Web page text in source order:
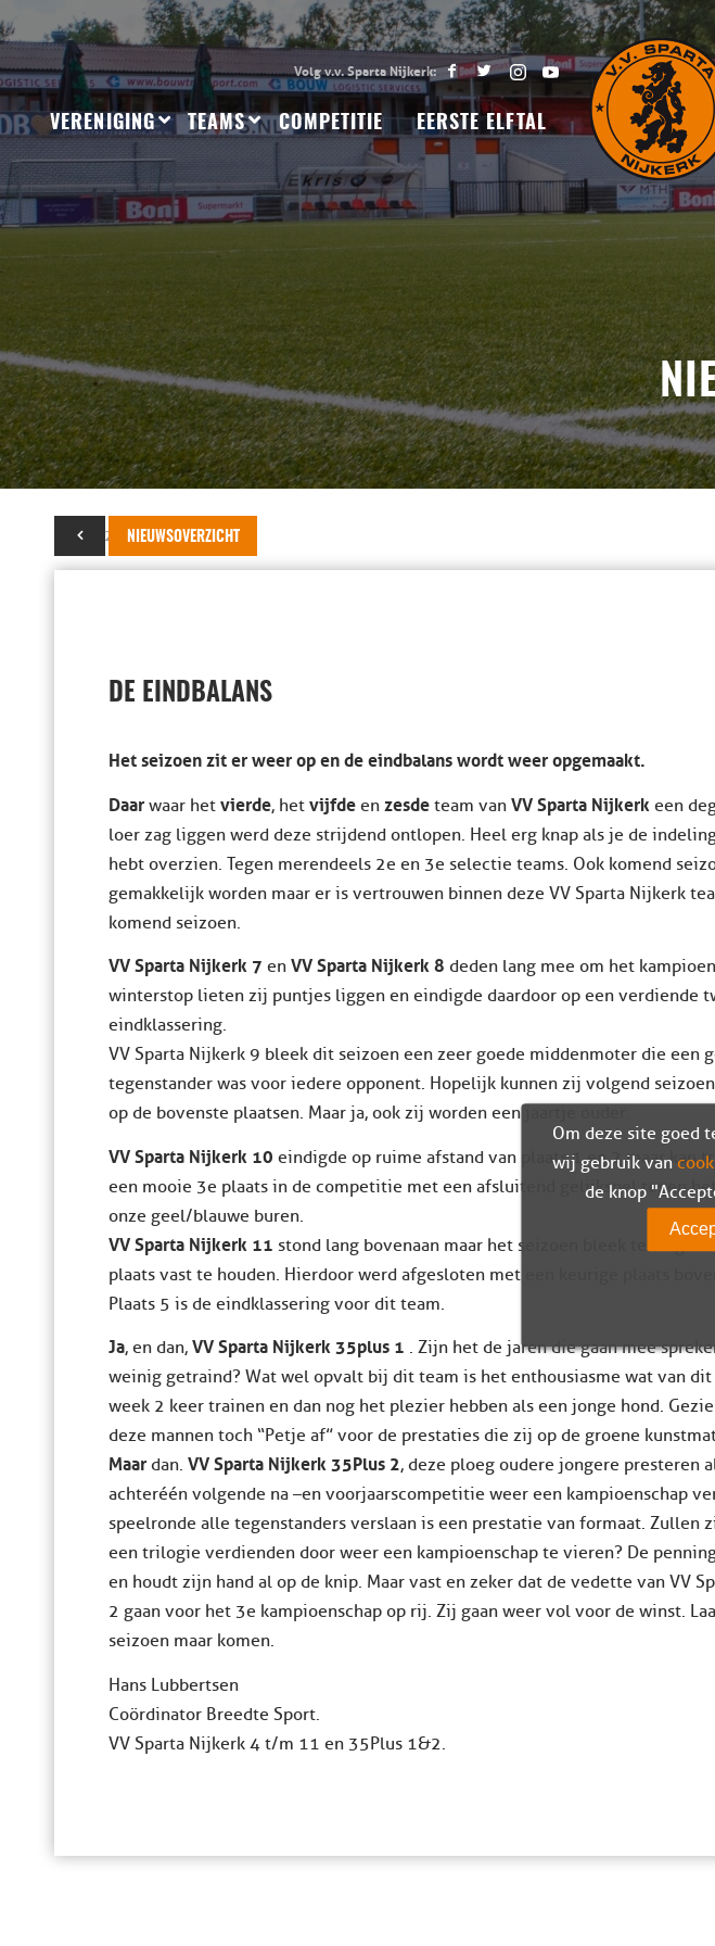
VERENIGING TEAMS COMPETITIE EERSTE ELFTAL
NIEUWSOVERZICHT
30 mei 2017
DE EINDBALANS
Het seizoen zit er weer op en de eindbalans wordt weer opgemaakt.
Daar waar het vierde, het vijfde en zesde team van VV Sparta Nijkerk een
loer zag liggen werd deze strijdend ontlopen. Heel erg knap als je de
hebt overzien. Tegen merendeels 2e en 3e selectie teams. Ook komend
gemakkelijk worden maar er is vertrouwen binnen deze VV Sparta Nijkerk
komend seizoen.
VV Sparta Nijkerk 7 en VV Sparta Nijkerk 8 deden lang mee om het
winterstop lieten zij puntjes liggen en eindigde daardoor op een verdiende
eindklassering.
VV Sparta Nijkerk 9 bleek dit seizoen een zeer goede middenmoter die een
tegenstander was voor iedere opponent. Hopelijk kunnen zij volgend
op de bovenste plaatsen. Maar ja, ook zij worden een jaartje ouder.
VV Sparta Nijkerk 10 eindigde op ruime afstand van plaats 1 en 2 maar kan
een mooie 3e plaats in de competitie met een afsluitend gelijkspel tegen
onze geel/blauwe buren.
VV Sparta Nijkerk 11 stond lang bovenaan maar het seizoen bleek te lang
plaats vast te houden. Hierdoor werd afgesloten met een keurige plaats
Plaats 5 is de eindklassering voor dit team.
Ja, en dan, VV Sparta Nijkerk 35plus 1 . Zijn het de jaren die gaan mee
weinig getraind? Wat wel opvalt bij dit team is het enthousiasme wat van dit
week 2 keer trainen en dan nog het plezier hebben als een jonge hond.
deze mannen toch “Petje af” voor de prestaties die zij op de groene
Maar dan. VV Sparta Nijkerk 35Plus 2, deze ploeg oudere jongere presteren
achteréén volgende na –en voorjaarscompetitie weer een kampioenschap
speelronde alle tegenstanders verslaan is een prestatie van formaat. Zullen
een trilogie verdienden door weer een kampioenschap te vieren? De
en houdt zijn hand al op de knip. Maar vast en zeker dat de vedette van VV
2 gaan voor het 3e kampioenschap op rij. Zij gaan weer vol voor de winst.
seizoen maar komen.
Hans Lubbertsen
Coördinator Breedte Sport.
VV Sparta Nijkerk 4 t/m 11 en 35Plus 1&2.
Om deze site goed
wij gebruik van
de knop